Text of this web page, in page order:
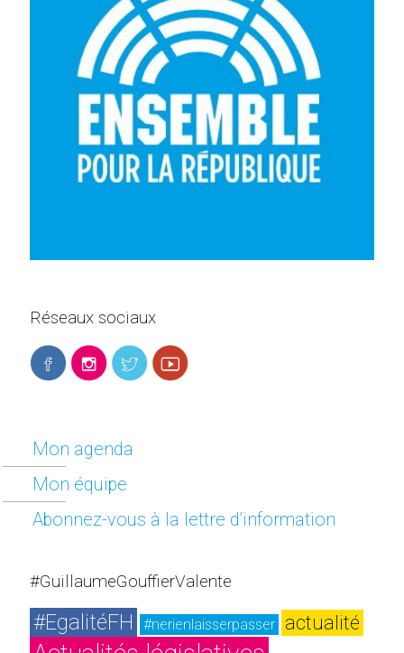
Réseaux sociaux
Mon agenda
Mon équipe
Abonnez-vous à la lettre d’information
#GuillaumeGouffierValente
#EgalitéFH #nerienlaisserpasser actualité